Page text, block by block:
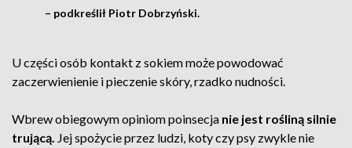
– podkreślił Piotr Dobrzyński.
U części osób kontakt z sokiem może powodować
zaczerwienienie i pieczenie skóry, rzadko nudności.
Wbrew obiegowym opiniom poinsecja nie jest rośliną silnie
trującą. Jej spożycie przez ludzi, koty czy psy zwykle nie